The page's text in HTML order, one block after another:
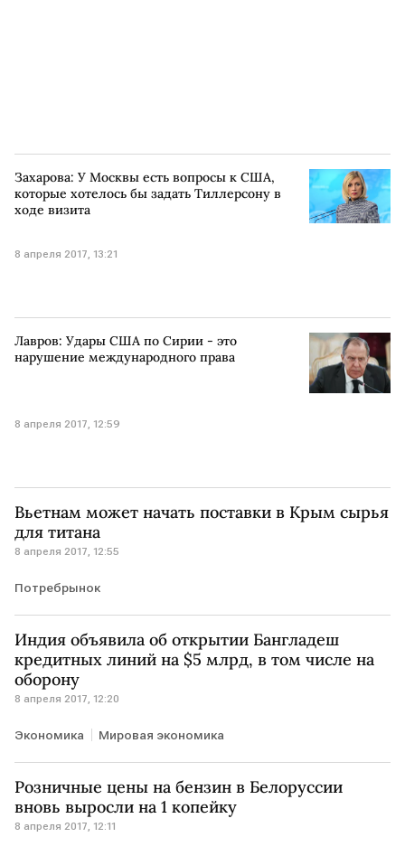
Захарова: У Москвы есть вопросы к США,
которые хотелось бы задать Тиллерсону в
ходе визита
8 апреля 2017, 13:21
Лавров: Удары США по Сирии - это
нарушение международного права
8 апреля 2017, 12:59
Вьетнам может начать поставки в Крым сырья
для титана
8 апреля 2017, 12:55
Потребрынок
Индия объявила об открытии Бангладеш
кредитных линий на $5 млрд, в том числе на
оборону
8 апреля 2017, 12:20
Экономика Мировая экономика
Розничные цены на бензин в Белоруссии
вновь выросли на 1 копейку
8 апреля 2017, 12:11